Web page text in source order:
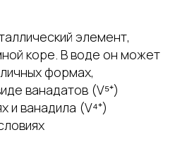
элемент,
коре. В воде он может
формах,
ванадатов (V⁵⁺)
и ванадила (V⁴⁺)